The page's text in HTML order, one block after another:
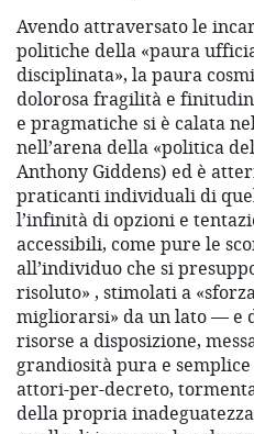
Avendo attraversato le
politiche della «paura
disciplinata», la paura
dolorosa fragilità e
e pragmatiche si è calata
nell’arena della «politica
Anthony Giddens) ed è
praticanti individuali di
l’infinità di opzioni e
accessibili, come pure le
all’individuo che si
risoluto» , stimolati a
migliorarsi» da un lato — e
risorse a disposizione,
grandiosità pura e
attori-per-decreto,
della propria